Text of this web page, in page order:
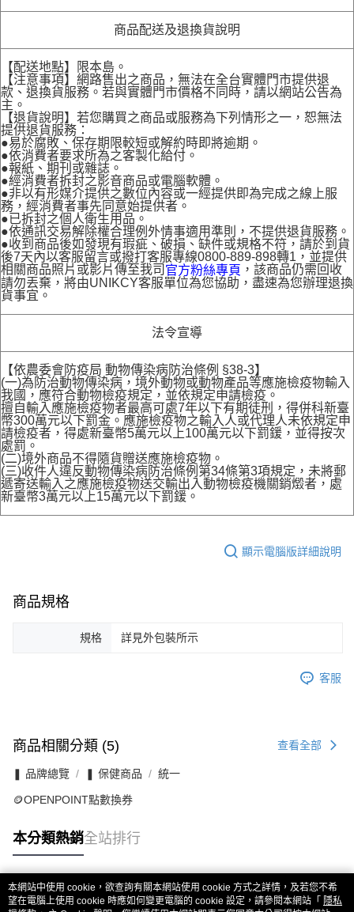
商品配送及退換貨說明
【配送地點】限本島。
【注意事項】網路售出之商品，無法在全台實體門市提供退
款、退換貨服務。若與實體門市價格不同時，請以網站公告為
主。
【退貨說明】若您購買之商品或服務為下列情形之一，恕無法
提供退貨服務：
●易於腐敗、保存期限較短或解約時即將逾期。
●依消費者要求所為之客製化給付。
●報紙、期刊或雜誌。
●經消費者拆封之影音商品或電腦軟體。
●非以有形媒介提供之數位內容或一經提供即為完成之線上服
務，經消費者事先同意始提供者。
●已拆封之個人衛生用品。
●依通訊交易解除權合理例外情事適用準則，不提供退貨服務。
●收到商品後如發現有瑕疵、破損、缺件或規格不符，請於到貨
後7天內以客服留言或撥打客服專線0800-889-898轉1，並提供
相關商品照片或影片傳至我司 官方粉絲專頁 ，該商品仍需回收
請勿丟棄，將由UNIKCY客服單位為您協助，盡速為您辦理退換
貨事宜。
法令宣導
【依農委會防疫局 動物傳染病防治條例 §38-3】
(一)為防治動物傳染病，境外動物或動物產品等應施檢疫物輸入
我國，應符合動物檢疫規定，並依規定申請檢疫。
擅自輸入應施檢疫物者最高可處7年以下有期徒刑，得併科新臺
幣300萬元以下罰金。應施檢疫物之輸入人或代理人未依規定申
請檢疫者，得處新臺幣5萬元以上100萬元以下罰鍰，並得按次
處罰。
(二)境外商品不得隨貨贈送應施檢疫物。
(三)收件人違反動物傳染病防治條例第34條第3項規定，未將郵
遞寄送輸入之應施檢疫物送交輸出入動物檢疫機關銷燬者，處
新臺幣3萬元以上15萬元以下罰鍰。
顯示電腦版詳細說明
商品規格
規格 詳見外包裝所示
客服
商品相關分類 (5) 查看全部
❚ 品牌總覽 ❚ 保健商品 統一
🪙OPENPOINT點數換券
本分類熱銷全站排行
熱門標籤
本網站中使用 cookie，欲查詢有關本網站使用 cookie 方式之詳情，及若您不希
望在電腦上使用 cookie 時應如何變更電腦的 cookie 設定，請參閱本網站「 隱私